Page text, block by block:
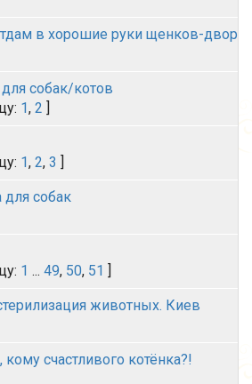
в хорошие руки щенков-
собак/котов
1, 2 ]
1, 2, 3 ]
собак
1 ... 49, 50, 51 ]
животных. Киев
счастливого котёнка?!